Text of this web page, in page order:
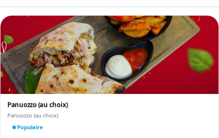
Panuozzo (au choix)
Panuozzo (au choix)
Populaire